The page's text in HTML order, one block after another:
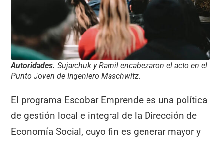
Autoridades. Sujarchuk y Ramil encabezaron el acto en el
Punto Joven de Ingeniero Maschwitz.
El programa Escobar Emprende es una política
de gestión local e integral de la Dirección de
Economía Social, cuyo fin es generar mayor y